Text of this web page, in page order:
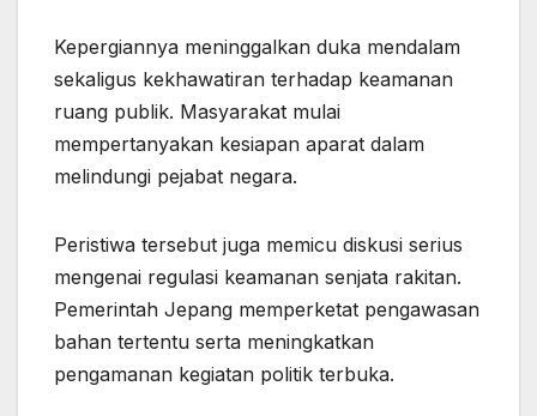
Kepergiannya meninggalkan duka mendalam
sekaligus kekhawatiran terhadap keamanan
ruang publik. Masyarakat mulai
mempertanyakan kesiapan aparat dalam
melindungi pejabat negara.
Peristiwa tersebut juga memicu diskusi serius
mengenai regulasi keamanan senjata rakitan.
Pemerintah Jepang memperketat pengawasan
bahan tertentu serta meningkatkan
pengamanan kegiatan politik terbuka.